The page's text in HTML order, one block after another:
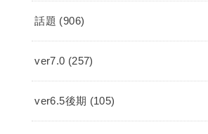
話題 (906)
ver7.0 (257)
ver6.5後期 (105)